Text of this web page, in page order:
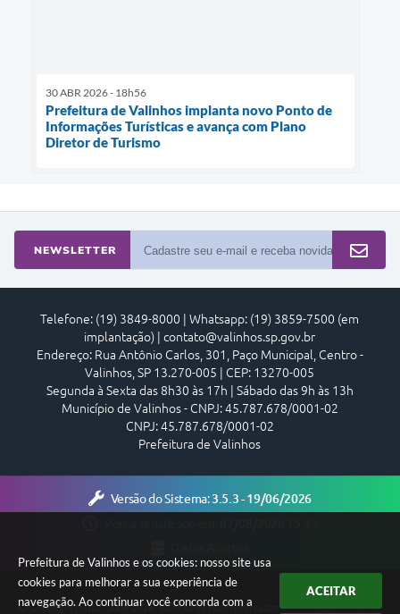
Prefeitura de Valinhos e os cookies: nosso site usa
cookies para melhorar a sua experiência de
navegação. Ao continuar você concorda com a
ACEITAR
30 ABR 2026 - 18h56
Prefeitura de Valinhos implanta novo Ponto de
Informações Turísticas e avança com Plano
Diretor de Turismo
NEWSLETTER
Telefone: (19) 3849-8000 | Whatsapp: (19) 3859-7500 (em
implantação) | contato@valinhos.sp.gov.br
Endereço: Rua Antônio Carlos, 301, Paço Municipal, Centro -
Valinhos, SP 13.270-005 | CEP: 13270-005
Segunda à Sexta das 8h30 às 17h | Sábado das 9h às 13h
Município de Valinhos - CNPJ: 45.787.678/0001-02
CNPJ: 45.787.678/0001-02
Prefeitura de Valinhos
Versão do Sistema:3.5.3 - 19/06/2026
Copyright Instar - 2006-2026. Todos os direitos reservados -